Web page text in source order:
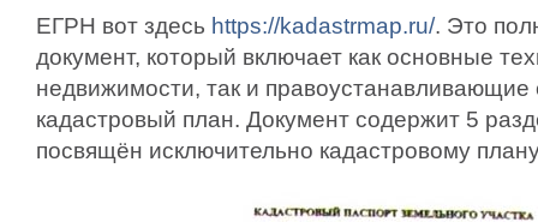
ЕГРН вот здесь https://kadastrmap.ru/. Это
документ, который включает как основные
недвижимости, так и
кадастровый план. Документ содержит 5
посвящён исключительно кадастровому